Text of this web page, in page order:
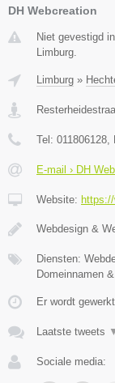
DH Webcreation
Niet gevestigd
Limburg.
Limburg »
Tel: 011806128
E-mail › DH
Website:
Webdesign &
Diensten:
Domeinnamen
Er wordt
Laatste tweets
Sociale media: